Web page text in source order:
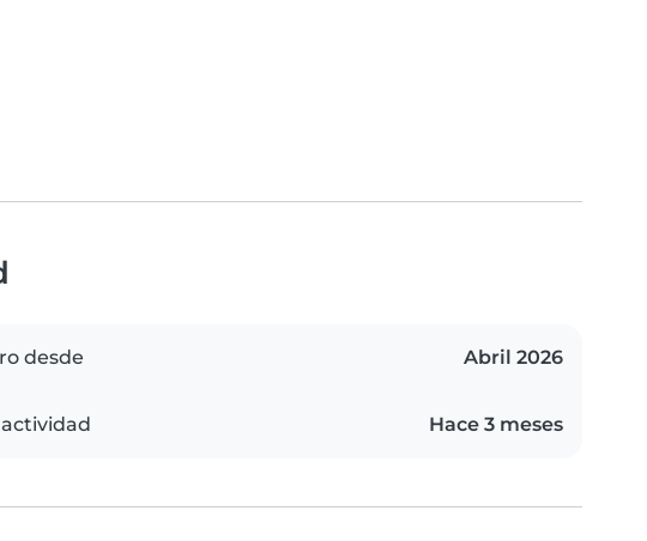
desde Abril 2026
Hace 3 meses